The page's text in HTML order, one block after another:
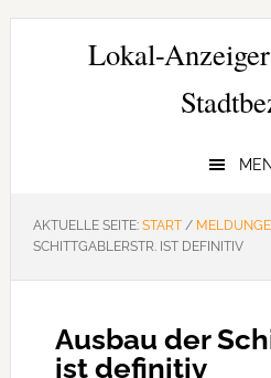
Zur
Hauptnavigation
Zum
Zur
SeitenspalteLokal-
AKTUELLE SEITE: START /
SCHITTGABLERSTR. IST DEFINITIV
Ausbau der
ist definitiv